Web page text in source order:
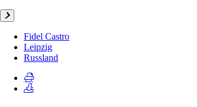
Fidel Castro
Leipzig
Russland